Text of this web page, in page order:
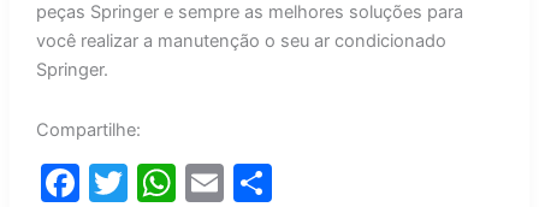
peças Springer e sempre as melhores soluções para
você realizar a manutenção o seu ar condicionado
Springer.
Compartilhe:
F T W E S